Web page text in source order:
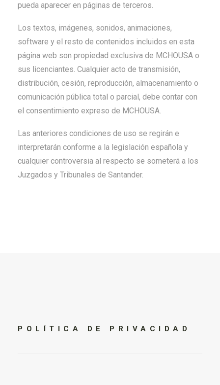
pueda aparecer en páginas de terceros.
Los textos, imágenes, sonidos, animaciones,
software y el resto de contenidos incluidos en esta
página web son propiedad exclusiva de MCHOUSA o
sus licenciantes. Cualquier acto de transmisión,
distribución, cesión, reproducción, almacenamiento o
comunicación pública total o parcial, debe contar con
el consentimiento expreso de MCHOUSA.
Las anteriores condiciones de uso se regirán e
interpretarán conforme a la legislación española y
cualquier controversia al respecto se someterá a los
Juzgados y Tribunales de Santander.
POLÍTICA DE PRIVACIDAD